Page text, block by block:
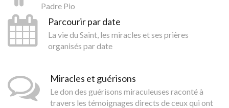
Padre Pio
Parcourir par date
La vie du Saint, les miracles et ses prières
organisés par date
Miracles et guérisons
Le don des guérisons miraculeuses raconté à
travers les témoignages directs de ceux qui ont